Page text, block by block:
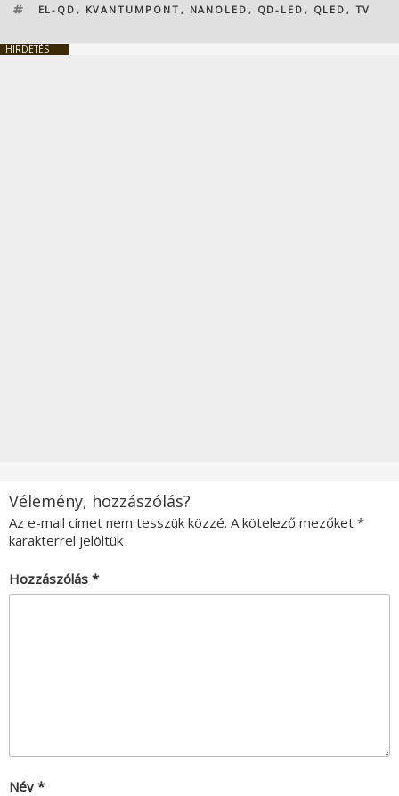
CÍMKÉK
EL-QD , KVANTUMPONT , NANOLED , QD-LED , QLED , TV
HIRDETÉS
Vélemény, hozzászólás?
Az e-mail címet nem tesszük közzé. A kötelező mezőket *
karakterrel jelöltük
Hozzászólás *
Név *